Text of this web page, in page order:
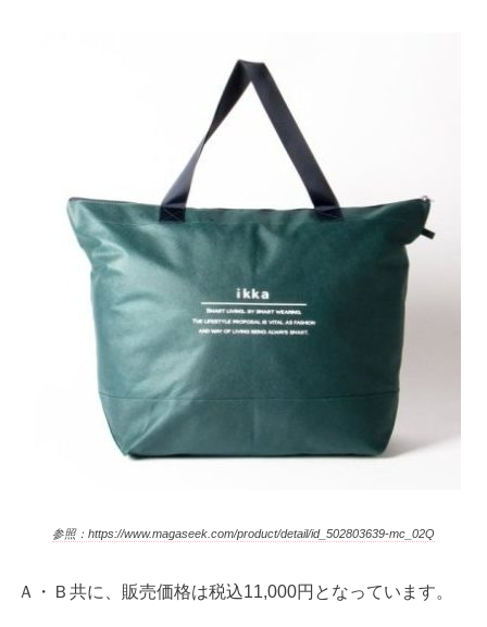
参照：https://www.magaseek.com/product/detail/id_502803639-mc_02Q
Ａ・Ｂ共に、販売価格は税込11,000円となっています。